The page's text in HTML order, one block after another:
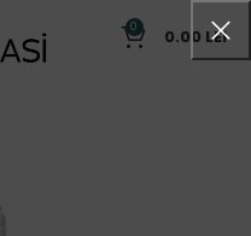
0 0.00 LEI